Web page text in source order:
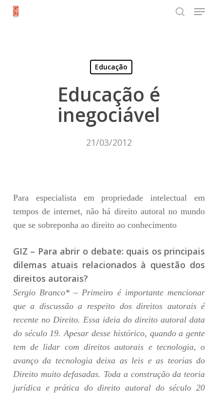
Skip
Menu
Educação
Educação é
inegociável
21/03/2012
Para especialista em propriedade intelectual em
tempos de internet, não há direito autoral no mundo
que se sobreponha ao direito ao conhecimento
GIZ – Para abrir o debate: quais os principais
dilemas atuais relacionados à questão dos
direitos autorais?
Sergio Branco* – Primeiro é importante mencionar
que a discussão a respeito dos direitos autorais é
recente no Direito. Essa ideia do direito autoral data
do século 19. Apesar desse histórico, quando a gente
tem de lidar com direitos autorais e tecnologia, o
avanço da tecnologia deixa as leis e as teorias do
Direito muito defasadas. Toda a construção da teoria
jurídica e prática do direito autoral do século 20